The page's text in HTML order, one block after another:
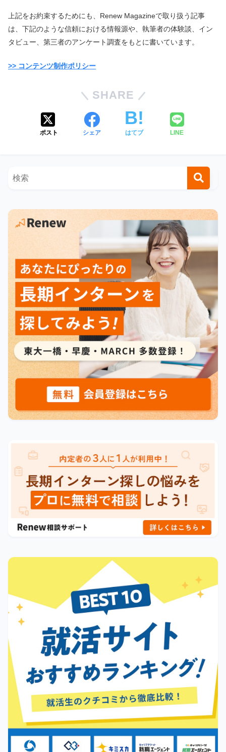
上記をお約束するためにも、Renew Magazineで取り扱う記事
は、下記のような信頼における情報源や、執筆者の体験談、イン
タビュー、第三者のアンケート調査をもとに書いています。
>> コンテンツ制作ポリシー
SHARE
ポスト シェア はてブ LINE